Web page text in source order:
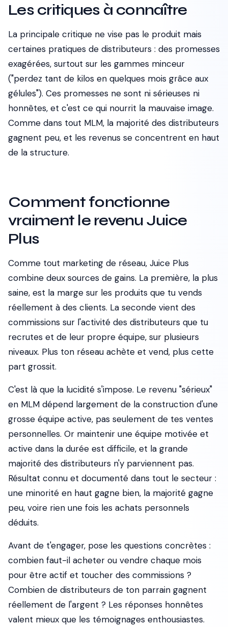
Les critiques à connaître
La principale critique ne vise pas le produit mais
certaines pratiques de distributeurs : des promesses
exagérées, surtout sur les gammes minceur
("perdez tant de kilos en quelques mois grâce aux
gélules"). Ces promesses ne sont ni sérieuses ni
honnêtes, et c'est ce qui nourrit la mauvaise image.
Comme dans tout MLM, la majorité des distributeurs
gagnent peu, et les revenus se concentrent en haut
de la structure.
Comment fonctionne
vraiment le revenu Juice
Plus
Comme tout marketing de réseau, Juice Plus
combine deux sources de gains. La première, la plus
saine, est la marge sur les produits que tu vends
réellement à des clients. La seconde vient des
commissions sur l'activité des distributeurs que tu
recrutes et de leur propre équipe, sur plusieurs
niveaux. Plus ton réseau achète et vend, plus cette
part grossit.
C'est là que la lucidité s'impose. Le revenu "sérieux"
en MLM dépend largement de la construction d'une
grosse équipe active, pas seulement de tes ventes
personnelles. Or maintenir une équipe motivée et
active dans la durée est difficile, et la grande
majorité des distributeurs n'y parviennent pas.
Résultat connu et documenté dans tout le secteur :
une minorité en haut gagne bien, la majorité gagne
peu, voire rien une fois les achats personnels
déduits.
Avant de t'engager, pose les questions concrètes :
combien faut-il acheter ou vendre chaque mois
pour être actif et toucher des commissions ?
Combien de distributeurs de ton parrain gagnent
réellement de l'argent ? Les réponses honnêtes
valent mieux que les témoignages enthousiastes.